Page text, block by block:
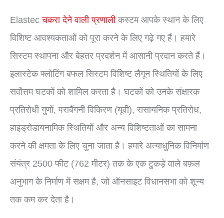
Elastecचकरा देने वाली प्रणालीकस्टम आपके स्थान के लिए
विशिष्ट आवश्यकताओं को पूरा करने के लिए गढ़े गए हैं। हमारे
सिस्टम स्थापना और बेहतर प्रदर्शन में आसानी प्रदान करते हैं।
इलास्टेक फ्लोटिंग बफल सिस्टम विशिष्ट लैगून स्थितियों के लिए
सर्वोत्तम घटकों को शामिल करता है। घटकों को उनके संक्षारक
प्रतिरोधी गुणों, पराबैंगनी विकिरण (यूवी), रासायनिक प्रतिरोध,
हाइड्रोडायनामिक स्थितियों और अन्य विशिष्टताओं का सामना
करने की क्षमता के लिए चुना जाता है। हमारे अत्याधुनिक विनिर्माण
संयंत्र 2500 फीट (762 मीटर) तक के एक टुकड़े वाले बफ़ल
अनुभाग के निर्माण में सक्षम है, जो ऑनसाइट विधानसभा को शून्य
तक कम कर देता है।